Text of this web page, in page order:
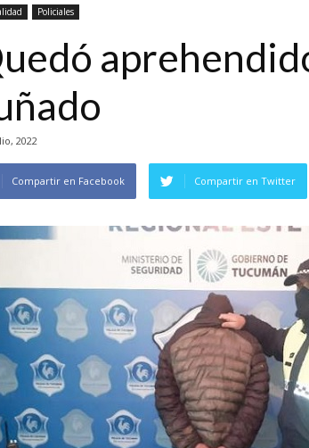
Policiales
2022
Compartir en Facebook Compartir en Twitter